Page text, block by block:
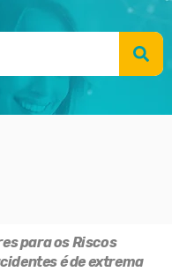
para os Riscos
é de extrema